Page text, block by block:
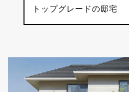
トップグレードの邸宅